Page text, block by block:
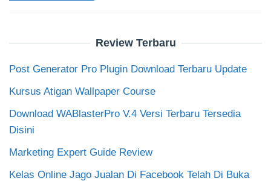
Review Terbaru
Post Generator Pro Plugin Download Terbaru Update
Kursus Atigan Wallpaper Course
Download WABlasterPro V.4 Versi Terbaru Tersedia
Disini
Marketing Expert Guide Review
Kelas Online Jago Jualan Di Facebook Telah Di Buka